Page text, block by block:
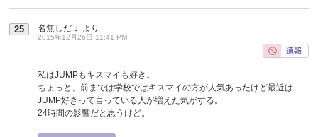
25 名無しだＪ より
2015年12月26日 11:41 PM
私はJUMPもキスマイも好き。
ちょっと、前までは学校ではキスマイの方が人気あったけど最近は
JUMP好きって言っている人が増えた気がする。
24時間の影響だと思うけど。